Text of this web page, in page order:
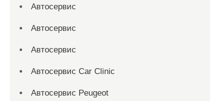
Автосервис
Автосервис
Автосервис
Автосервис Car Clinic
Автосервис Peugeot